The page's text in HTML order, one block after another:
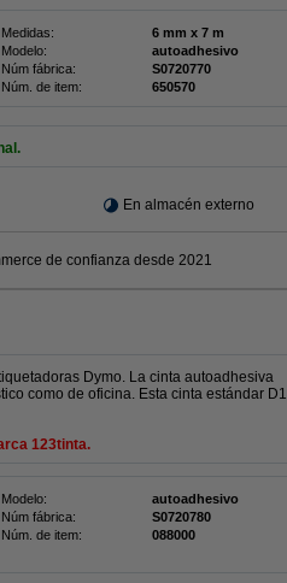
Medidas:
6 mm x 7 m
Modelo:
autoadhesivo
Núm fábrica:
S0720770
Núm. de item: 650570
En almacén externo
de confianza desde 2021
Dymo. La cinta autoadhesiva
como de oficina. Esta cinta estándar D1
123tinta.
Modelo:
autoadhesivo
Núm fábrica:
S0720780
Núm. de item:
088000